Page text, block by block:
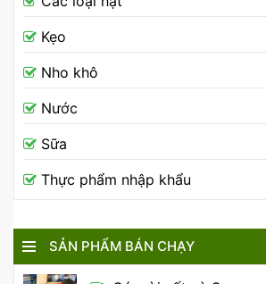
Kẹo
Nho khô
Nước
Sữa
Thực phẩm nhập khẩu
SẢN PHẨM BÁN CHẠY